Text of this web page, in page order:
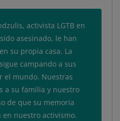
activista LGTB en
asesinado, le han
su propia casa. La
campando a sus
el mundo. Nuestras
a su familia y nuestro
de que su memoria
en nuestro activismo.